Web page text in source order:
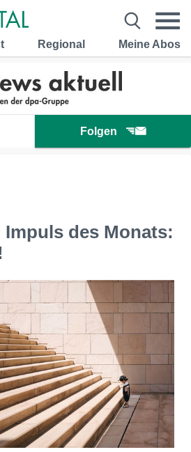
Regional Meine Abos
Folgen
Impuls des Monats: